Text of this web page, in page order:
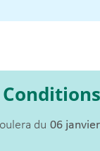
Conditions
du 06